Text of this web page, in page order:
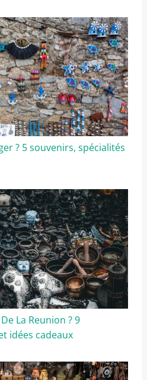
? 5 souvenirs, spécialités
La Reunion ? 9
idées cadeaux